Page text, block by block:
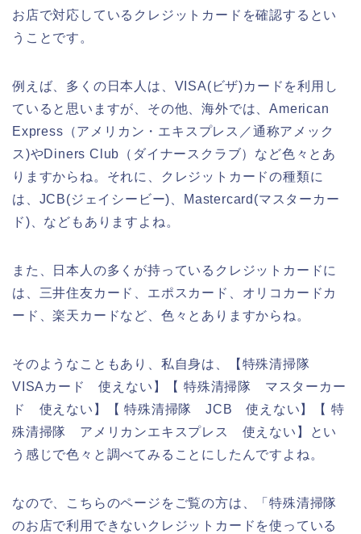
お店で対応しているクレジットカードを確認するとい
うことです。
例えば、多くの日本人は、VISA(ビザ)カードを利用し
ていると思いますが、その他、海外では、American
Express（アメリカン・エキスプレス／通称アメック
ス)やDiners Club（ダイナースクラブ）など色々とあ
りますからね。それに、クレジットカードの種類に
は、JCB(ジェイシービー)、Mastercard(マスターカー
ド)、などもありますよね。
また、日本人の多くが持っているクレジットカードに
は、三井住友カード、エポスカード、オリコカードカ
ード、楽天カードなど、色々とありますからね。
そのようなこともあり、私自身は、【特殊清掃隊
VISAカード 使えない】【 特殊清掃隊 マスターカー
ド 使えない】【 特殊清掃隊 JCB 使えない】【 特
殊清掃隊 アメリカンエキスプレス 使えない】とい
う感じで色々と調べてみることにしたんですよね。
なので、こちらのページをご覧の方は、「特殊清掃隊
のお店で利用できないクレジットカードを使っている